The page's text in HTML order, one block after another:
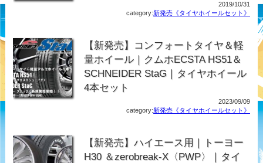
2019/10/31
category:新発売《タイヤホイールセット》
【新発売】コンフォートタイヤ＆軽
量ホイール｜クムホECSTA HS51＆
SCHNEIDER StaG｜タイヤホイール
4本セット
2023/09/09
category:新発売《タイヤホイールセット》
【新発売】ハイエース用｜トーヨー
H30 ＆zerobreak-X〈PWP〉｜タイ